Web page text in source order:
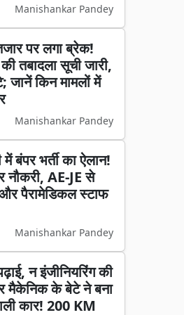
Manishankar Pandey
पर लगा ब्रेक!
तबादला सूची जारी,
जानें किन मामलों में
Manishankar Pandey
बंपर भर्ती का ऐलान!
नौकरी, AE-JE से
पैरामेडिकल स्टाफ
Manishankar Pandey
न इंजीनियरिंग की
मैकेनिक के बेटे ने बना
कार! 200 KM